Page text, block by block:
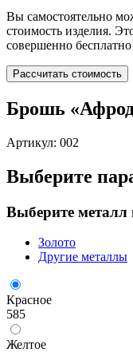
Вы самостоятельно
стоимость изделия.
совершенно
Рассчитать стоимость
Брошь
Артикул: 002
Выберите
Выберите металл
Золото
Другие металлы
Красное
585
Желтое